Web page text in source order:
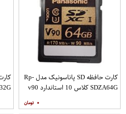
کارت حافظه SD پاناسونیک مدل Rp-
SDZA64G کلاس 10 استاندارد v90
۰